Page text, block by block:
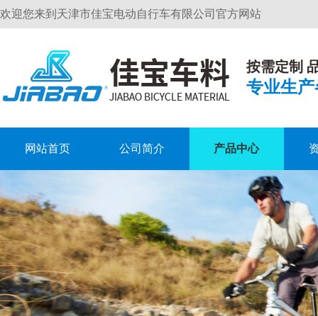
欢迎您来到天津市佳宝电动自行车有限公司官方网站
按需定制
专业生产
网站首页 公司简介 产品中心